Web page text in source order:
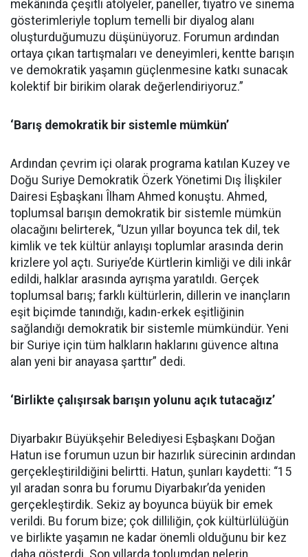
mekânında çeşitli atölyeler, paneller, tiyatro ve sinema
gösterimleriyle toplum temelli bir diyalog alanı
oluşturduğumuzu düşünüyoruz. Forumun ardından
ortaya çıkan tartışmaları ve deneyimleri, kentte barışın
ve demokratik yaşamın güçlenmesine katkı sunacak
kolektif bir birikim olarak değerlendiriyoruz.”
‘Barış demokratik bir sistemle mümkün’
Ardından çevrim içi olarak programa katılan Kuzey ve
Doğu Suriye Demokratik Özerk Yönetimi Dış İlişkiler
Dairesi Eşbaşkanı Îlham Ahmed konuştu. Ahmed,
toplumsal barışın demokratik bir sistemle mümkün
olacağını belirterek, “Uzun yıllar boyunca tek dil, tek
kimlik ve tek kültür anlayışı toplumlar arasında derin
krizlere yol açtı. Suriye’de Kürtlerin kimliği ve dili inkâr
edildi, halklar arasında ayrışma yaratıldı. Gerçek
toplumsal barış; farklı kültürlerin, dillerin ve inançların
eşit biçimde tanındığı, kadın-erkek eşitliğinin
sağlandığı demokratik bir sistemle mümkündür. Yeni
bir Suriye için tüm halkların haklarını güvence altına
alan yeni bir anayasa şarttır” dedi.
‘Birlikte çalışırsak barışın yolunu açık tutacağız’
Diyarbakır Büyükşehir Belediyesi Eşbaşkanı Doğan
Hatun ise forumun uzun bir hazırlık sürecinin ardından
gerçekleştirildiğini belirtti. Hatun, şunları kaydetti: “15
yıl aradan sonra bu forumu Diyarbakır’da yeniden
gerçekleştirdik. Sekiz ay boyunca büyük bir emek
verildi. Bu forum bize; çok dilliliğin, çok kültürlülüğün
ve birlikte yaşamın ne kadar önemli olduğunu bir kez